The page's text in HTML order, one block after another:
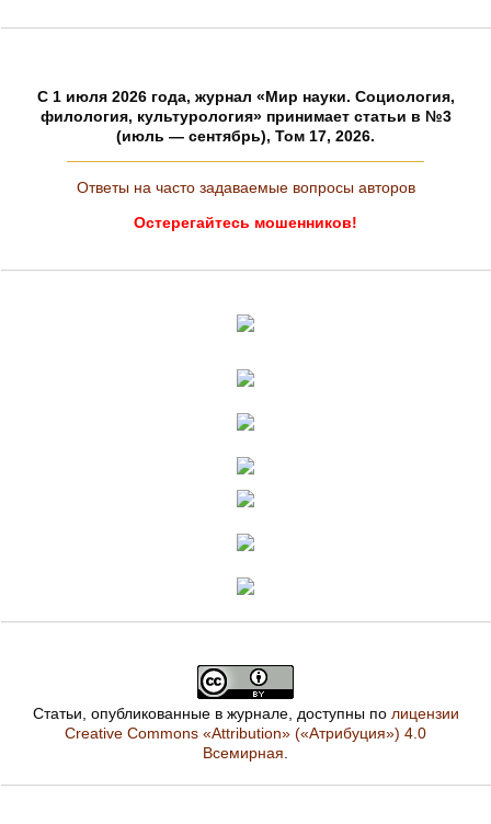
C 1 июля 2026 года, журнал «Мир науки. Социология,
филология, культурология» принимает статьи в №3
(июль — сентябрь), Том 17, 2026.
Ответы на часто задаваемые вопросы авторов
Остерегайтесь мошенников!
Статьи, опубликованные в журнале, доступны по лицензии
Creative Commons «Attribution» («Атрибуция») 4.0
Всемирная